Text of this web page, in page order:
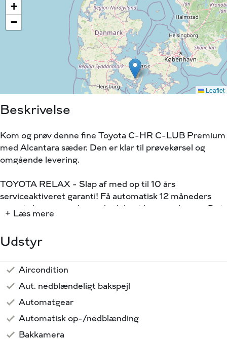
Beskrivelse
Kom og prøv denne fine Toyota C-HR C-LUB Premium
med Alcantara sæder. Den er klar til prøvekørsel og
omgående levering.
TOYOTA RELAX - Slap af med op til 10 års
serviceaktiveret garanti! Få automatisk 12 måneders
garanti, hver gang du sender bilen til service hos os. Det
kørt 185.000 km., alt efter hvad der kommer først!
Highligts:
✅ Aftageligt anhængertræk
✅ Adaptiv Fartpilot
✅ Parkeringssensor for og bag
✅ Bakkamera
+ Læs mere
Udstyr
Aircondition
Aut. nedblændeligt bakspejl
Automatgear
Automatisk op-/nedblænding
Bakkamera
Parkeringssensor bag
Parkeringssensor for
Radio
Regnsensor
Sædevarme for
Touch Skærm
18" Alufælge
Anhængertræk aftageligt
LED Baglygter
LED kørelys
Metallak
Mørktonede ruder bag
Højdejusterbart førersæde
Læderrat
Rat m. varme
Splitbagsæde
Isofix
Automatisk Parkering
Skiltegenkendelse
Toyota Safety Sense
Vejbaneassistent
Alcantarasæder
Tidligere undervognsbehandlet